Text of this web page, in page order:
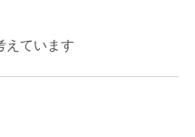
えています